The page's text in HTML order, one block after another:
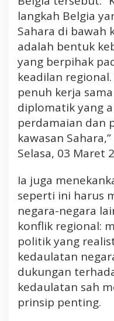
langkah Belgia
Sahara di bawah
adalah bentuk
yang berpihak
keadilan
penuh kerja
diplomatik yang
perdamaian dan
kawasan
Selasa, 03 Maret
Ia juga
seperti ini harus
negara-negara
konflik regional:
politik yang
kedaulatan
dukungan
kedaulatan sah
prinsip penting.